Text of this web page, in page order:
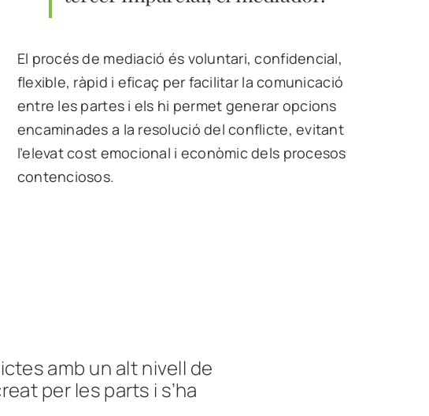
El procés de mediació és voluntari, confidencial,
flexible, ràpid i eficaç per facilitar la comunicació
entre les partes i els hi permet generar opcions
encaminades a la resolució del conflicte, evitant
l’elevat cost emocional i econòmic dels procesos
contenciosos.
amb un alt nivell de
per les parts i s’ha